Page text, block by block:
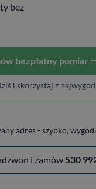
bez
bezpłatny pomiar
i skorzystaj z
adres - szybko,
i zamów 530